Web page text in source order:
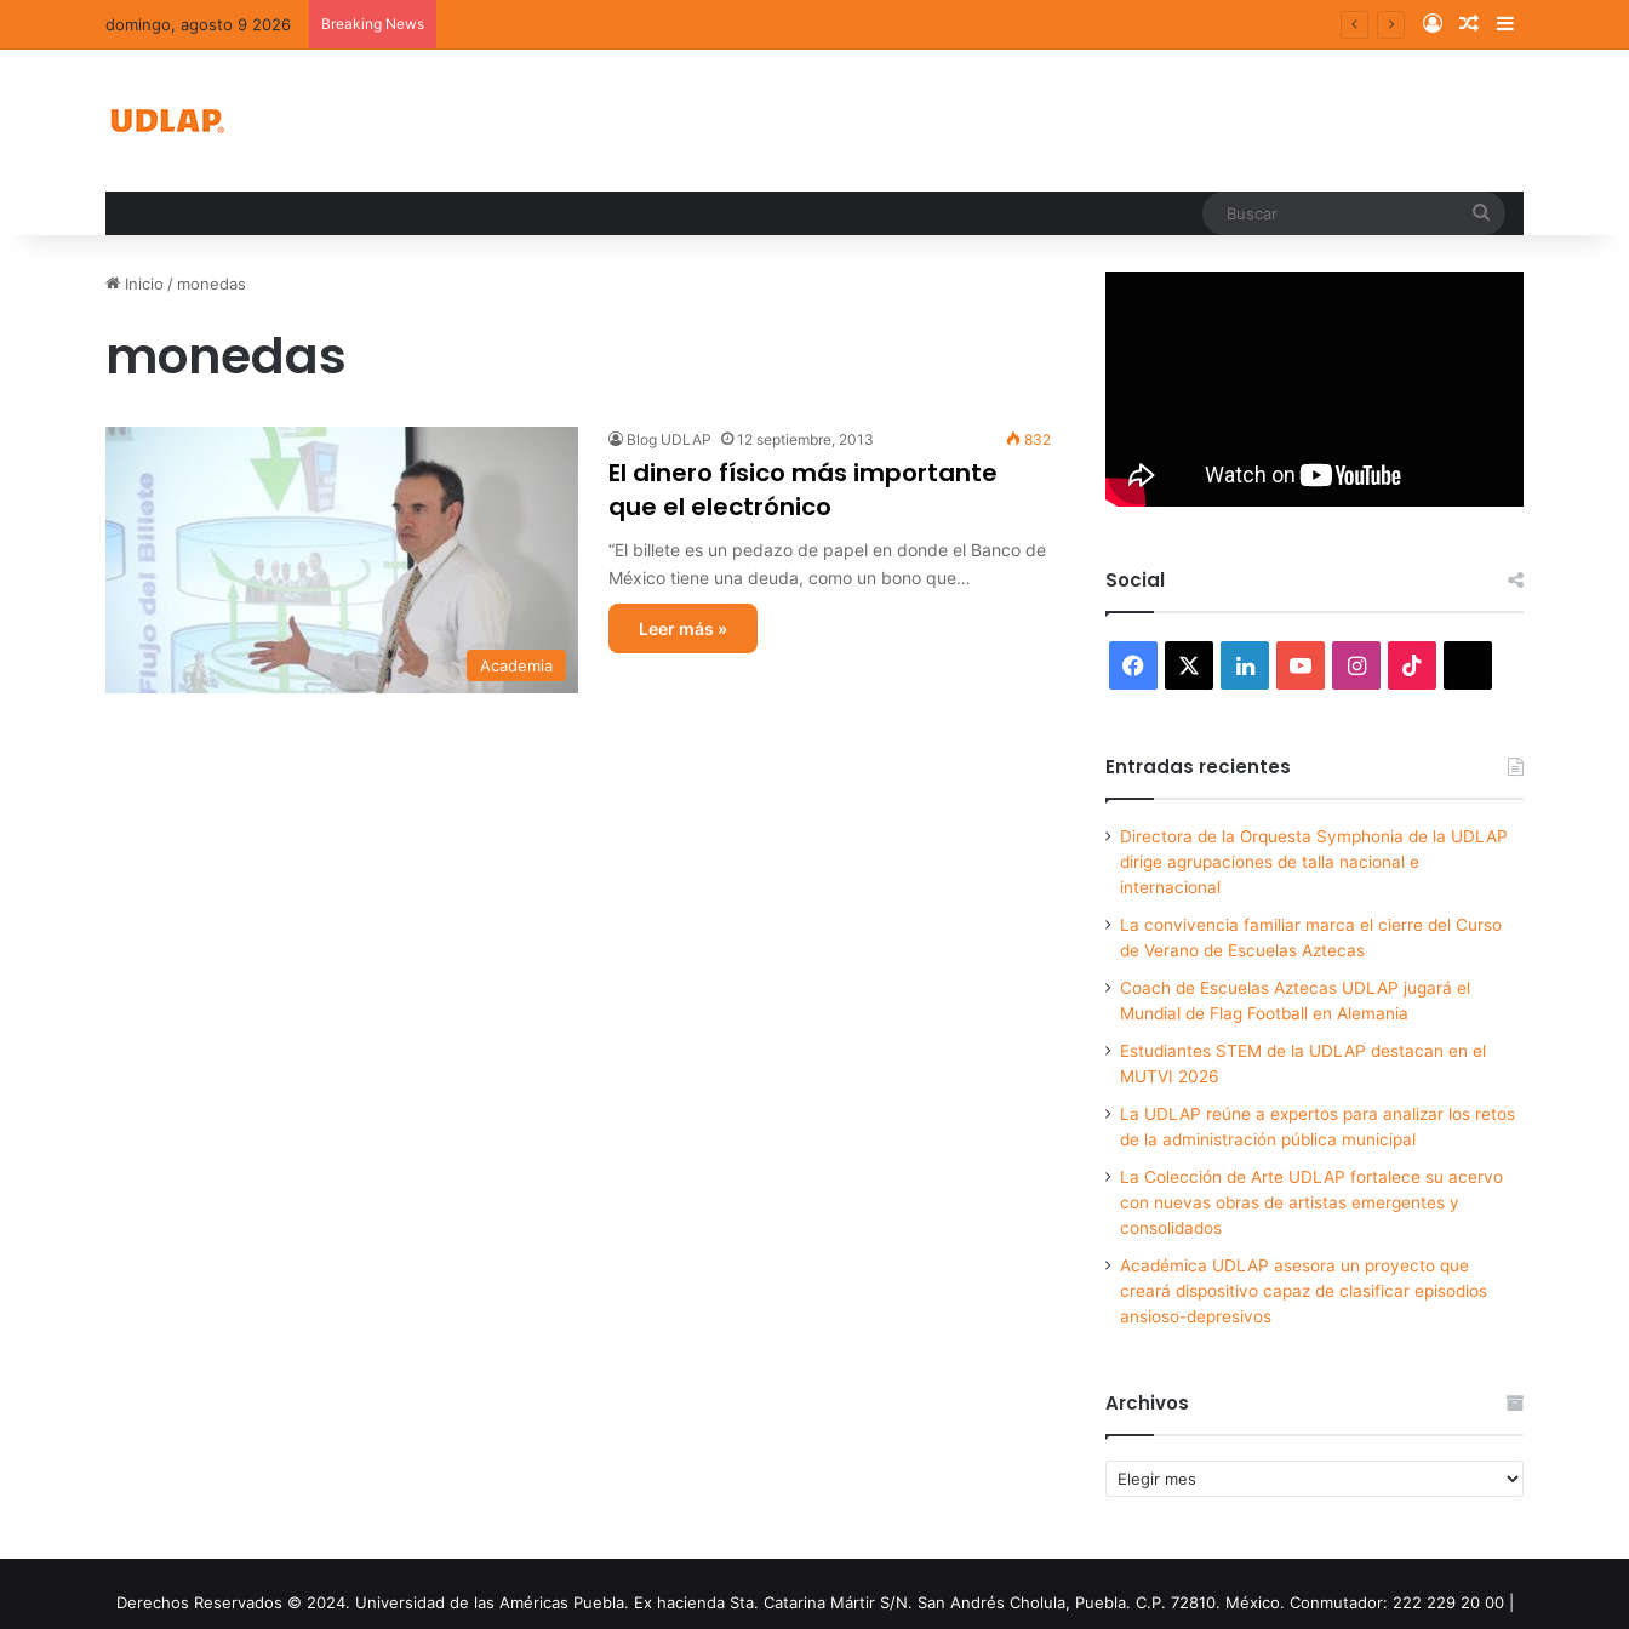
domingo, agosto 9 2026 Breaking News Log InRandom Article
Sidebar
Inicio / monedas
monedas
Academia
Blog UDLAP 12 septiembre, 2013 832
El dinero físico más importante
que el electrónico
“El billete es un pedazo de papel en donde el Banco de
México tiene una deuda, como un bono que…
Leer más »
Social
Facebook LinkedInYouTubeInstagram
Entradas recientes
Directora de la Orquesta Symphonia de la UDLAP
dirige agrupaciones de talla nacional e
internacional
La convivencia familiar marca el cierre del Curso
de Verano de Escuelas Aztecas
Coach de Escuelas Aztecas UDLAP jugará el
Mundial de Flag Football en Alemania
Estudiantes STEM de la UDLAP destacan en el
MUTVI 2026
La UDLAP reúne a expertos para analizar los retos
de la administración pública municipal
La Colección de Arte UDLAP fortalece su acervo
con nuevas obras de artistas emergentes y
consolidados
Académica UDLAP asesora un proyecto que
creará dispositivo capaz de clasificar episodios
ansioso-depresivos
Archivos
Archivos
Derechos Reservados © 2024. Universidad de las Américas Puebla. Ex hacienda Sta. Catarina Mártir S/N. San Andrés Cholula, Puebla. C.P. 72810. México. Conmutador: 222 229 20 00 |